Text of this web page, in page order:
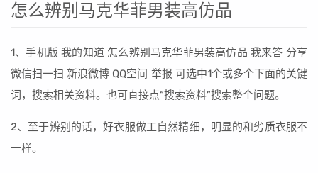
怎么辨别马克华菲男装高仿品
1、手机版 我的知道 怎么辨别马克华菲男装高仿品 我来答 分享
微信扫一扫 新浪微博 QQ空间 举报 可选中1个或多个下面的关键
词，搜索相关资料。也可直接点“搜索资料”搜索整个问题。
2、至于辨别的话，好衣服做工自然精细，明显的和劣质衣服不
一样。